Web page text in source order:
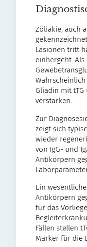
Zöliakie, auch
Läsionen tritt
einhergeht.
Gliadin mit
verstärken.
Zur
zeigt sich
wieder
von IgG- und
Antikörpern
Ein
Antikörpern
für das
Fällen stellen
Marker für die